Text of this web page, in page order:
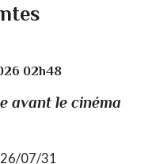
02h48
avant le cinéma
07/31